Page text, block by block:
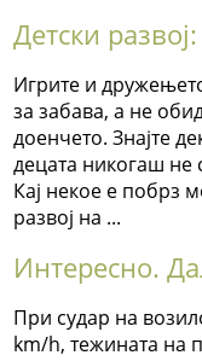
Детски
Игрите и
за забава, а не
доенчето. Знајте
децата никогаш не
Кај некое е побрз
развој на ...
Интересно.
При судар на
km/h, тежината на